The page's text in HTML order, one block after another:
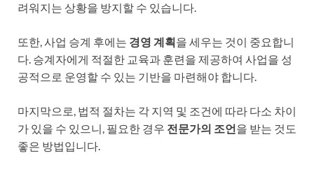
려워지는 상황을 방지할 수 있습니다.
또한, 사업 승계 후에는 경영 계획을 세우는 것이 중요합니
다. 승계자에게 적절한 교육과 훈련을 제공하여 사업을 성
공적으로 운영할 수 있는 기반을 마련해야 합니다.
마지막으로, 법적 절차는 각 지역 및 조건에 따라 다소 차이
가 있을 수 있으니, 필요한 경우 전문가의 조언을 받는 것도
좋은 방법입니다.